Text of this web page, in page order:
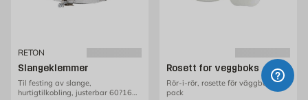
RETON
Slangeklemmer
Til festing av slange,
hurtigtilkobling, justerbar 60?165,
Rosett for veggboks
Rör-i-rör, rosette för väggbox, 2-
pack